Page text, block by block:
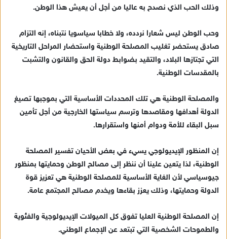
وذلك الحب الذي نصدح به عاليا من أجل أن يعيش هذا الوطن.
وحب الوطن ليس شعارا نردده، ولا خطابا سياسويا نتبناه، إنه التزام
صادق يستحضر تغليب المصلحة الوطنية واستحضار المراحل التاريخية
التي تجتازها البلاد، والتقيد بضوابط دولة الحق والقانون والتشبت
بالمقدسات الوطنية.
والمصلحة الوطنية هي تلك المحددات الأساسية التي بموجبها تصيغ
الدولة أهدافها ومقاصدها وترسم سياستها الخارجية من أجل تأمين
سبل البقاء للأمة ودوام أمنها واستقرارها.
إن المنظور الإيديولوجي يسيء في بعض الأحيان تفسير المصلحة
الوطنية، لذا يتعين علينا أن ننظر إلى مصالح الوطن وحمايتها بمنظور
جيوسياسي لأن الغاية الأساسية للمصلحة الوطنية هي تعزيز قوة
الدولة وحمايتها، وذلك يعزز بقاءها ويخدم مصالح المجتمع عامة.
إن المصلحة الوطنية العليا تفوق كل الميولات الإيديولوجية والفئوية
والطموحات الشخصية التي تبتعد عن الإجماع الوطني.